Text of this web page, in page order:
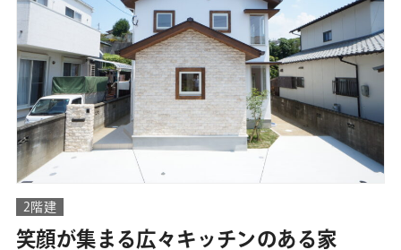
2階建
笑顔が集まる広々キッチンのある家